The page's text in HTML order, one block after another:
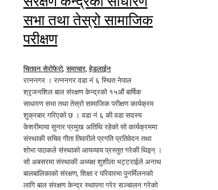
सभा तथा तेस्रो सामाजिक
परीक्षण
चितवन सेरोफेरो,समाचार,हेडलाईन
रत्ननगर । रत्ननगर वडा नं ६ स्थित नेपाल
श्रृजनशिल बाल संरक्षण केन्द्रको १५औं बार्षिक
साधारण सभा तथा तेस्रो सामाजिक परीक्षण कार्यक्रम
शुक्रबार गरिएको छ । वडा नं ६ की वडा सदस्य
केशरीमाया सुनार प्रमुख अतिथि रहेको सो कार्यक्रममा
संस्थाकी सचिव गीता तिवारीले प्रगति प्रतिवेदन तथा
शोभा पाठकले संस्थाको आयव्याय प्रस्तुत गरेकी थिइन् ।
सो अबसरमा संस्थाकी अध्यक्ष शुशीला भट्टराईले अनाथ
बालबालिकाको संरक्षण, शिक्षा र परिवारमा पुनर्मिलनको
लागि बाल संरक्षण केन्द्र स्थापना गरेर सञ्चालन गरेको